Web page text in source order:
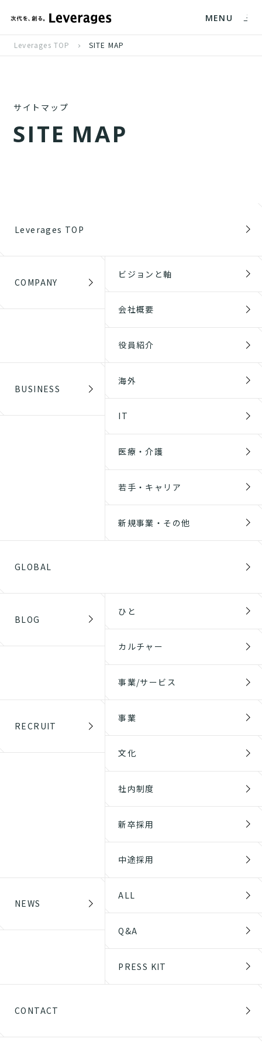
MENU
Leverages TOP SITE MAP
サイトマップ
SITE MAP
Leverages TOP
COMPANY
ビジョンと軸
会社概要
役員紹介
BUSINESS
海外
IT
医療・介護
若手・キャリア
新規事業・その他
GLOBAL
BLOG
ひと
カルチャー
事業/サービス
RECRUIT
事業
文化
社内制度
新卒採用
中途採用
NEWS
ALL
Q&A
PRESS KIT
CONTACT